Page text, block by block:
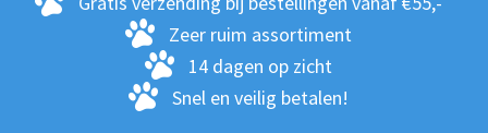
Zeer ruim assortiment
14 dagen op zicht
Snel en veilig betalen!